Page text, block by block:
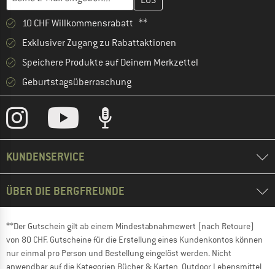
10 CHF Willkommensrabatt **
Exklusiver Zugang zu Rabattaktionen
Speichere Produkte auf Deinem Merkzettel
Geburtstagsüberraschung
KUNDENSERVICE
ÜBER DIE BERGFREUNDE
**Der Gutschein gilt ab einem Mindestabnahmewert (nach Retoure)
von 80 CHF. Gutscheine für die Erstellung eines Kundenkontos können
nur einmal pro Person und Bestellung eingelöst werden. Nicht
anwendbar auf die Kategorien Bücher & Karten, Outdoor Lebensmittel